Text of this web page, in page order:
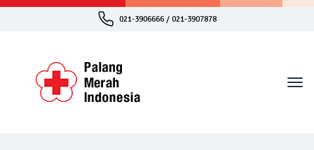
021-3906666 / 021-3907878